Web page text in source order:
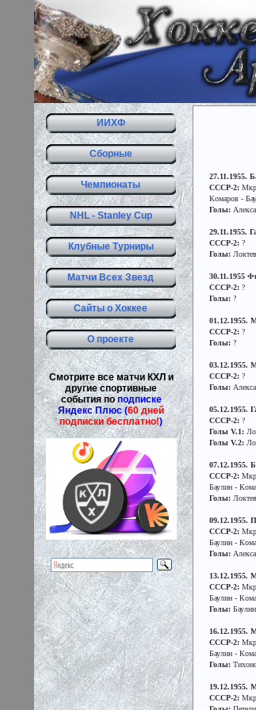
ИИХФ
Сборные
Чемпионаты
NHL - Stanley Cup
Клубные Турниры
Матчи Всех Звезд
Сайты о Хоккее
О проекте
Смотрите все матчи КХЛ и
другие спортивные
события поподписке
Яндекс Плюс (60 дней
подписки бесплатно!)
27.11.1955.
СССР-2:
Комаров -
Голы:
29.11.1955.
СССР-2:?
Голы:
30.11.1955
СССР-2:?
Голы:?
01.12.1955.
СССР-2:?
Голы:?
03.12.1955.
СССР-2:?
Голы:
05.12.1955.
СССР-2:?
Голы V.1:
Голы V.2:
07.12.1955.
СССР-2:
Баулин -
Голы:Локтев.
09.12.1955.
СССР-2:
Баулин -
Голы:
13.12.1955.
СССР-2:
Баулин -
Голы:
16.12.1955.
СССР-2:
Баулин -
Голы:
19.12.1955.
СССР-2: